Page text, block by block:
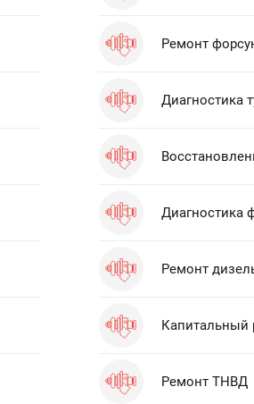
Ремонт
Диагностика
Диагностика
Ремонт
Капитальный
Ремонт ТНВД